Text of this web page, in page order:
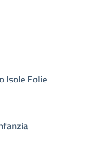
Isole Eolie